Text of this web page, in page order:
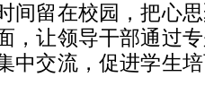
间留在校园，把心
，让领导干部通过
中交流，促进学生